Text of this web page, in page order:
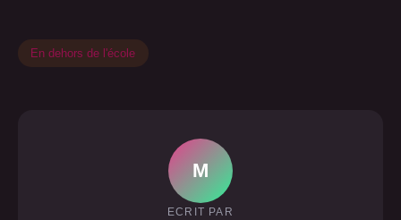
En dehors de l'école
M
ECRIT PAR